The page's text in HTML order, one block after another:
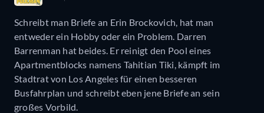
Schreibt man Briefe an Erin Brockovich, hat man
entweder ein Hobby oder ein Problem. Darren
Barrenman hat beides. Er reinigt den Pool eines
Apartmentblocks namens Tahitian Tiki, kämpft im
Stadtrat von Los Angeles für einen besseren
Busfahrplan und schreibt eben jene Briefe an sein
großes Vorbild.